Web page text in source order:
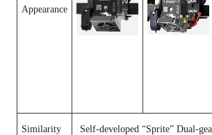
Appearance
Similarity Self-developed “Sprite” Dual-